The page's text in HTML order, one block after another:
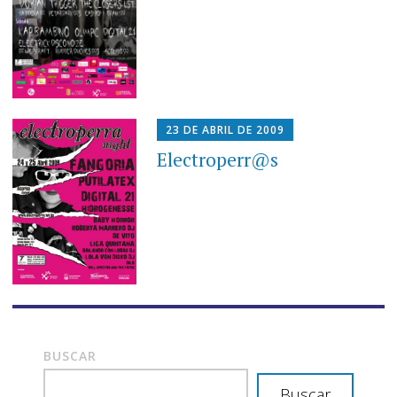
23 DE ABRIL DE 2009
Electroperr@s
BUSCAR